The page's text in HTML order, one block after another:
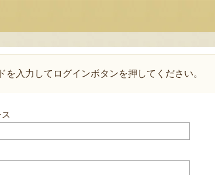
入力してログインボタンを押してください。